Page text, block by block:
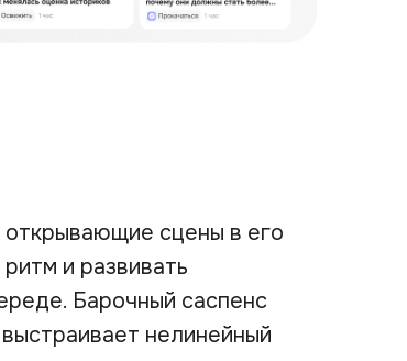
открывающие сцены в его
и развивать
Барочный саспенс
нелинейный